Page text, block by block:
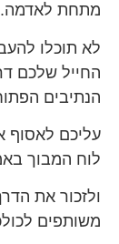
מתחת לאדמה.
לא תוכלו
החייל שלכם
הנתיבים
עליכם לאסוף
לוח המבוך
ולזכור את
משותפים